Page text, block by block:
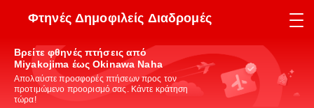
Φτηνές Δημοφιλείς Διαδρομές
Βρείτε φθηνές πτήσεις από
Miyakojima έως Okinawa Naha
Απολαύστε προσφορές πτήσεων προς τον
προτιμώμενο προορισμό σας. Κάντε κράτηση
τώρα!